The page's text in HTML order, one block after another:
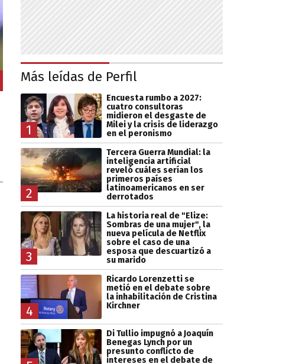
Más leídas de Perfil
1
Encuesta rumbo a 2027:
cuatro consultoras
midieron el desgaste de
Milei y la crisis de liderazgo
en el peronismo
2
Tercera Guerra Mundial: la
inteligencia artificial
reveló cuáles serían los
primeros países
latinoamericanos en ser
derrotados
3
La historia real de "Elize:
Sombras de una mujer", la
nueva película de Netflix
sobre el caso de una
esposa que descuartizó a
su marido
4
Ricardo Lorenzetti se
metió en el debate sobre
la inhabilitación de Cristina
Kirchner
Di Tullio impugnó a Joaquín
Benegas Lynch por un
presunto conflicto de
intereses en el debate de